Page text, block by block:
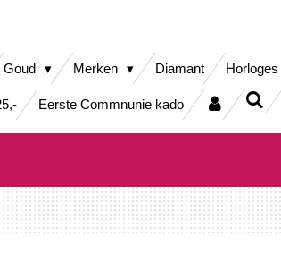
Goud Merken Diamant Horloges
Eerste Commnunie kado